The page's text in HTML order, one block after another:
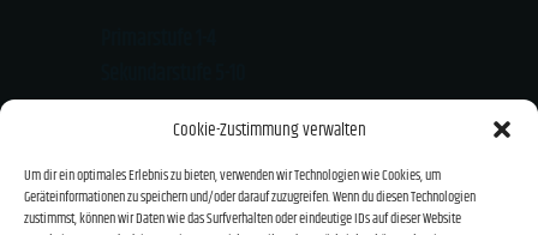
Cookie-Zustimmung verwalten
Um dir ein optimales Erlebnis zu bieten, verwenden wir Technologien wie Cookies, um
Geräteinformationen zu speichern und/oder darauf zuzugreifen. Wenn du diesen Technologien
zustimmst, können wir Daten wie das Surfverhalten oder eindeutige IDs auf dieser Website
Kloster-Mondsee-Str. 20
Tel.: 08541/919626
Email: info@montessori-vilshofen.de